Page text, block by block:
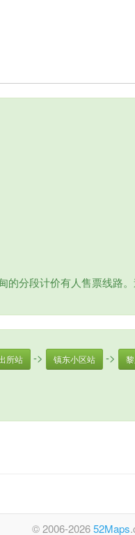
分段计价有人售票线路
所站 -> 镇东小区站 ->
© 2006-202652Maps